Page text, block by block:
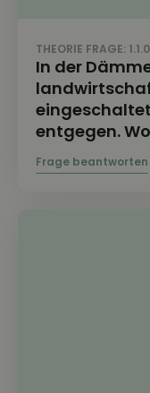
THEORIE FRAGE:
In der
entgegen.